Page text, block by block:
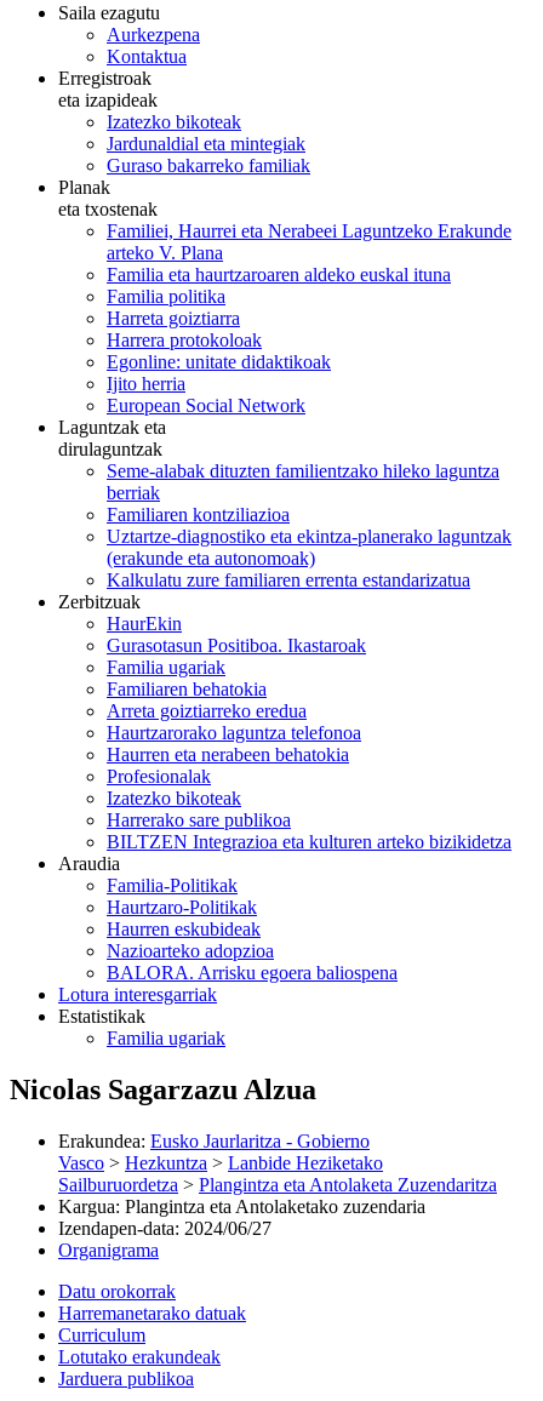
Saila ezagutu
Aurkezpena
Kontaktua
Erregistroak
eta izapideak
Izatezko bikoteak
Jardunaldial eta mintegiak
Guraso bakarreko familiak
Planak
eta txostenak
Familiei, Haurrei eta Nerabeei Laguntzeko Erakunde
arteko V. Plana
Familia eta haurtzaroaren aldeko euskal ituna
Familia politika
Harreta goiztiarra
Harrera protokoloak
Egonline: unitate didaktikoak
Ijito herria
European Social Network
Laguntzak eta
dirulaguntzak
Seme-alabak dituzten familientzako hileko laguntza
berriak
Familiaren kontziliazioa
Uztartze-diagnostiko eta ekintza-planerako laguntzak
(erakunde eta autonomoak)
Kalkulatu zure familiaren errenta estandarizatua
Zerbitzuak
HaurEkin
Gurasotasun Positiboa. Ikastaroak
Familia ugariak
Familiaren behatokia
Arreta goiztiarreko eredua
Haurtzarorako laguntza telefonoa
Haurren eta nerabeen behatokia
Profesionalak
Izatezko bikoteak
Harrerako sare publikoa
BILTZEN Integrazioa eta kulturen arteko bizikidetza
Araudia
Familia-Politikak
Haurtzaro-Politikak
Haurren eskubideak
Nazioarteko adopzioa
BALORA. Arrisku egoera baliospena
Lotura interesgarriak
Estatistikak
Familia ugariak
Nicolas Sagarzazu Alzua
Erakundea: Eusko Jaurlaritza - Gobierno
Vasco > Hezkuntza > Lanbide Heziketako
Sailburuordetza > Plangintza eta Antolaketa Zuzendaritza
Kargua: Plangintza eta Antolaketako zuzendaria
Izendapen-data: 2024/06/27
Organigrama
Datu orokorrak
Harremanetarako datuak
Curriculum
Lotutako erakundeak
Jarduera publikoa